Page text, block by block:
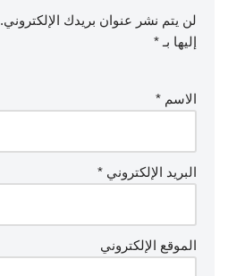
لن يتم نشر عنوان بريدك الإلكتروني.
إليها بـ *
الاسم *
البريد الإلكتروني *
الموقع الإلكتروني